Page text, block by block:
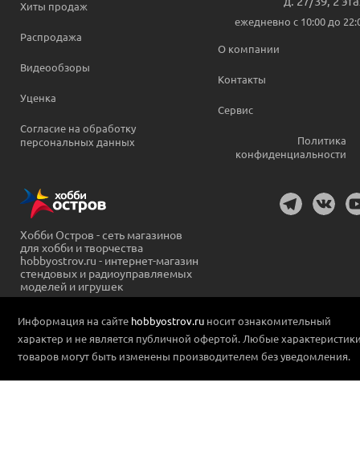
Хиты продаж
Распродажа
Видеообзоры
Уценка
Согласие на обработку
персональных данных
ежедневно c 10:00 до
О компании
Контакты
Сервис
Политика
конфиденциальности
Хобби Остров - сеть магазинов
для хобби и творчества
hobbyostrov.ru - интернет-магазин
стендовых и радиоуправляемых
моделей и игрушек
Информация на сайте hobbyostrov.ru носит ознакомительный
характер и не является публичной офертой. Любые
товаров могут быть изменены производителем без уведомления.